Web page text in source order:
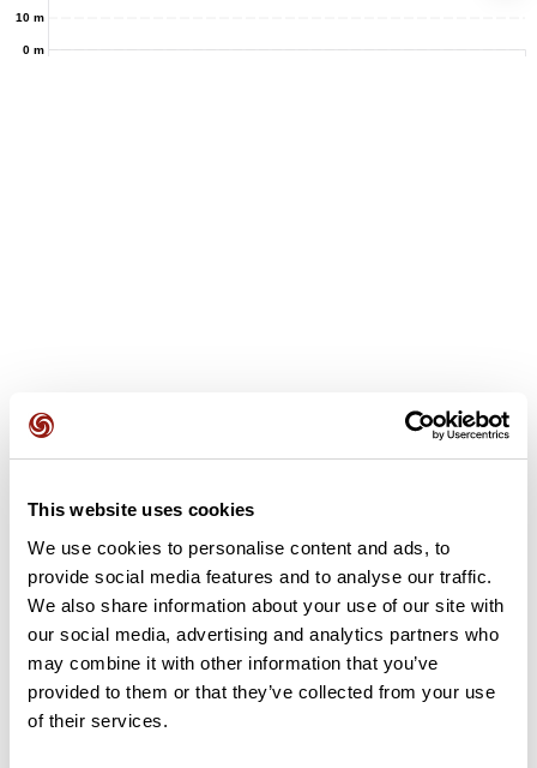
This website uses cookies
We use cookies to personalise content and ads, to
provide social media features and to analyse our traffic.
We also share information about your use of our site with
our social media, advertising and analytics partners who
may combine it with other information that you’ve
provided to them or that they’ve collected from your use
of their services.
0 m
10 m
Avis des utilisateurs
Soyez le premier à ajouter un avis !
Ajouter un avis
Résumé